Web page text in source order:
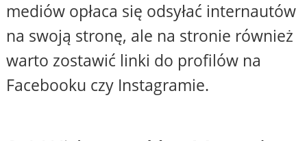
mediów opłaca się odsyłać internautów
na swoją stronę, ale na stronie również
warto zostawić linki do profilów na
Facebooku czy Instagramie.